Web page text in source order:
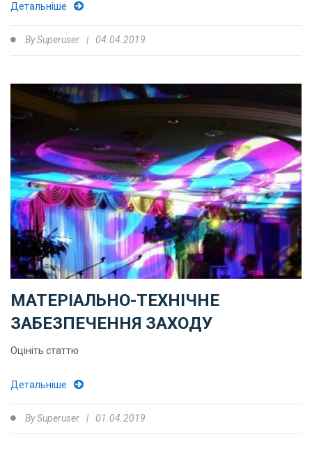
Детальніше
BySuperuser 04.04.2019
МАТЕРІАЛЬНО-ТЕХНІЧНЕ
ЗАБЕЗПЕЧЕННЯ ЗАХОДУ
Оцініть статтю
Детальніше
BySuperuser 01.04.2019